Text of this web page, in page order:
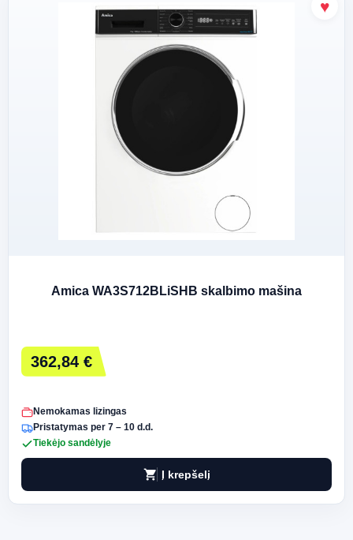
Amica WA3S712BLiSHB skalbimo mašina
362,84 €
Nemokamas lizingas
Pristatymas per 7 – 10 d.d.
Tiekėjo sandėlyje
shopping_cart Į krepšelį